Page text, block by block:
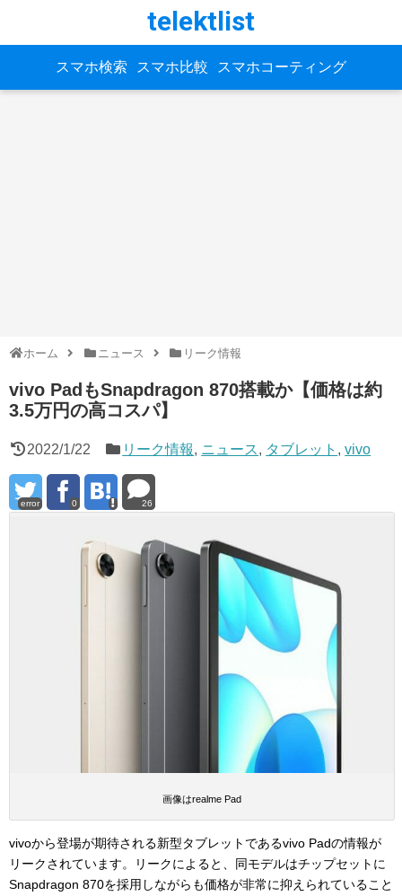
telektlist
スマホ検索 スマホ比較 スマホコーティング
ホーム ニュース リーク情報
vivo PadもSnapdragon 870搭載か【価格は約
3.5万円の高コスパ】
2022/1/22 リーク情報, ニュース, タブレット ,vivo
error 0 26
画像はrealme Pad
vivoから登場が期待される新型タブレットであるvivo Padの情報が
リークされています。リークによると、同モデルはチップセットに
Snapdragon 870を採用しながらも価格が非常に抑えられていること